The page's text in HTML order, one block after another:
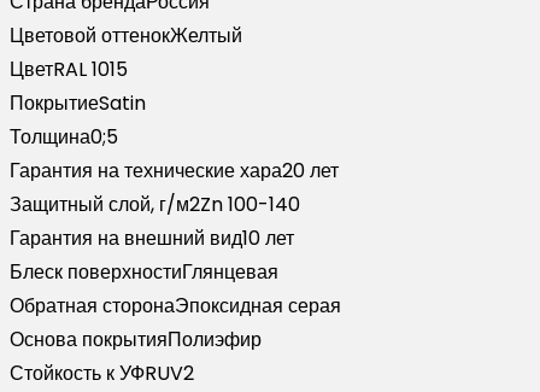
Satin
RAL
1015
светлая
слоновая
кость
(2м)
Цветовой оттенокЖелтый
ЦветRAL 1015
ПокрытиеSatin
Толщина0;5
Гарантия на технические хара20 лет
Защитный слой, г/м2Zn 100-140
Гарантия на внешний вид10 лет
Блеск поверхностиГлянцевая
Обратная сторонаЭпоксидная серая
Основа покрытияПолиэфир
Стойкость к УФRUV2